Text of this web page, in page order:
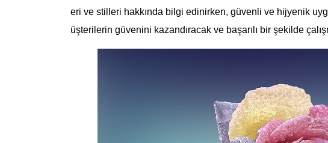
eri ve stilleri hakkında bilgi edinirken, güvenli ve hijyenik
üşterilerin güvenini kazandıracak ve başarılı bir şekilde